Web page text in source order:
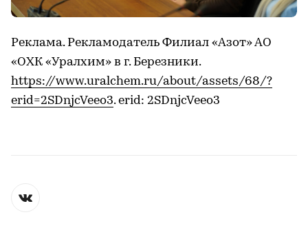
Реклама. Рекламодатель Филиал «Азот» АО
«ОХК «Уралхим» в г. Березники.
https://www.uralchem.ru/about/assets/68/?
erid=2SDnjcVeeo3. erid: 2SDnjcVeeo3